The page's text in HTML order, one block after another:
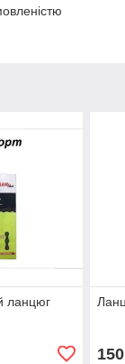
ланцюг
150